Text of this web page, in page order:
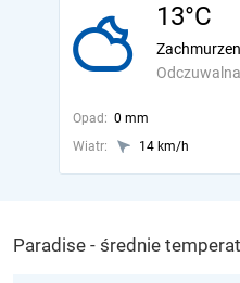
13°C
Odczuwalna
Opad: 0 mm
Wiatr:
14 km/h
Paradise - średnie